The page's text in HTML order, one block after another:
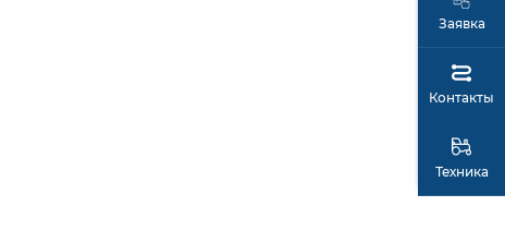
Заявка
Техника
Контакты